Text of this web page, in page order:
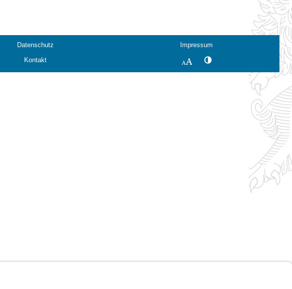
Datenschutz
Impressum
Kontakt SchriftgrößeKontrastwechsel